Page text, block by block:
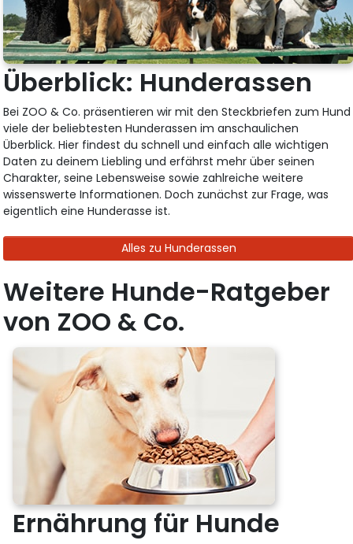
Überblick: Hunderassen
Bei ZOO & Co. präsentieren wir mit den Steckbriefen zum Hund
viele der beliebtesten Hunderassen im anschaulichen
Überblick. Hier findest du schnell und einfach alle wichtigen
Daten zu deinem Liebling und erfährst mehr über seinen
Charakter, seine Lebensweise sowie zahlreiche weitere
wissenswerte Informationen. Doch zunächst zur Frage, was
eigentlich eine Hunderasse ist.
Alles zu Hunderassen
Weitere Hunde-Ratgeber
von ZOO & Co.
Ernährung für Hunde